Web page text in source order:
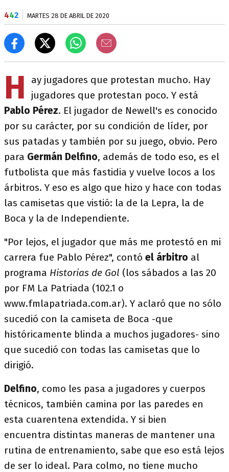
442 MARTES 28 DE ABRIL DE 2020
H
ay jugadores que protestan mucho. Hay
jugadores que protestan poco. Y está
Pablo Pérez. El jugador de Newell's es conocido
por su carácter, por su condición de líder, por
sus patadas y también por su juego, obvio. Pero
para Germán Delfino, además de todo eso, es el
futbolista que más fastidia y vuelve locos a los
árbitros. Y eso es algo que hizo y hace con todas
las camisetas que vistió: la de la Lepra, la de
Boca y la de Independiente.
"Por lejos, el jugador que más me protestó en mi
carrera fue Pablo Pérez", contó el árbitro al
programa Historias de Gol (los sábados a las 20
por FM La Patriada (102.1 o
www.fmlapatriada.com.ar). Y aclaró que no sólo
sucedió con la camiseta de Boca -que
históricamente blinda a muchos jugadores- sino
que sucedió con todas las camisetas que lo
dirigió.
Delfino, como les pasa a jugadores y cuerpos
técnicos, también camina por las paredes en
esta cuarentena extendida. Y si bien
encuentra distintas maneras de mantener una
rutina de entrenamiento, sabe que eso está lejos
de ser lo ideal. Para colmo, no tiene mucho